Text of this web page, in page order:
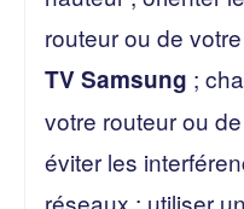
routeur ou de
TV Samsung ;
votre routeur ou
éviter les
réseaux ; utiliser